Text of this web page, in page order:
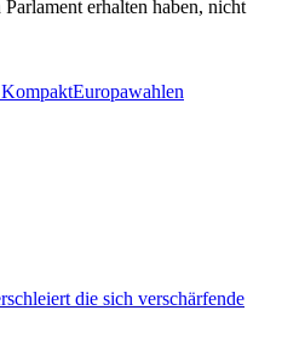
erhalten haben, nicht
Europawahlen
die sich verschärfende